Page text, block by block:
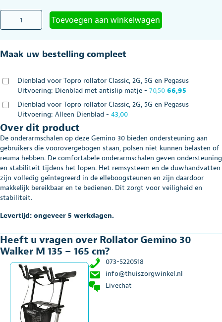
prijs
was:
prijs
is:
Rollator
Gemino
M
165
aantal
Toevoegen aan winkelwagen
Maak uw bestelling compleet
Dienblad voor Topro rollator Classic, 2G, 5G en Pegasus
Uitvoering: Dienblad met antislip matje - 70,50 Oorspronkelijke
prijs
was:
66,95
Dienblad voor Topro rollator Classic, 2G, 5G en Pegasus
Uitvoering: Alleen Dienblad - 43,00
Over dit product
De onderarmschalen op deze Gemino 30 bieden ondersteuning aan
gebruikers die voorovergebogen staan, polsen niet kunnen belasten of
reuma hebben. De comfortabele onderarmschalen geven ondersteuning
en stabiliteit tijdens het lopen. Het remsysteem en de duwhandvatten
zijn volledig geïntegreerd in de elleboogsteunen en zijn daardoor
makkelijk bereikbaar en te bedienen. Dit zorgt voor veiligheid en
stabiliteit.
Levertijd: ongeveer 5 werkdagen.
Heeft u vragen over Rollator Gemino 30
Walker M 135 – 165 cm?
073-5220518
info@thuiszorgwinkel.nl
Livechat